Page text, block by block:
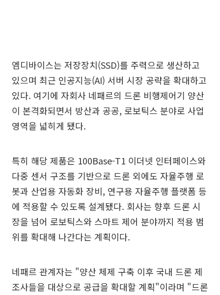
엠디바이스는 저장장치(SSD)를 주력으로 생산하고
있으며 최근 인공지능(AI) 서버 시장 공략을 확대하고
있다. 여기에 자회사 네패르의 드론 비행제어기 양산
이 본격화되면서 방산과 공공, 로보틱스 분야로 사업
영역을 넓히게 됐다.
특히 해당 제품은 100Base-T1 이더넷 인터페이스와
다중 센서 구조를 기반으로 드론 외에도 자율주행 로
봇과 산업용 자동화 장비, 연구용 자율주행 플랫폼 등
에 적용할 수 있도록 설계됐다. 회사는 향후 드론 시
장을 넘어 로보틱스와 스마트 제어 분야까지 적용 범
위를 확대해 나간다는 계획이다.
네패르 관계자는 "양산 체제 구축 이후 국내 드론 제
조사들을 대상으로 공급을 확대할 계획"이라며 "드론